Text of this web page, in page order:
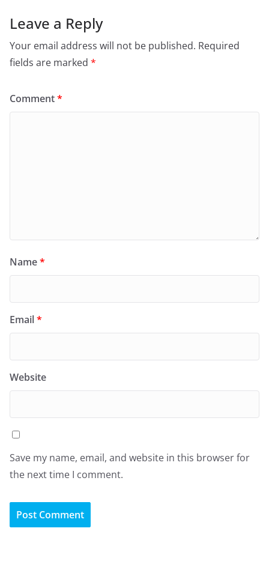
Leave a Reply
Your email address will not be published. Required
fields are marked *
Comment*
Name*
Email*
Website
Save my name, email, and website in this browser for
the next time I comment.